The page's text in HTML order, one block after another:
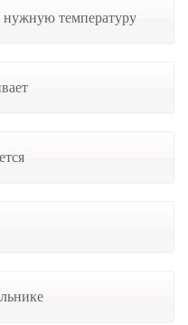
нужную температуру